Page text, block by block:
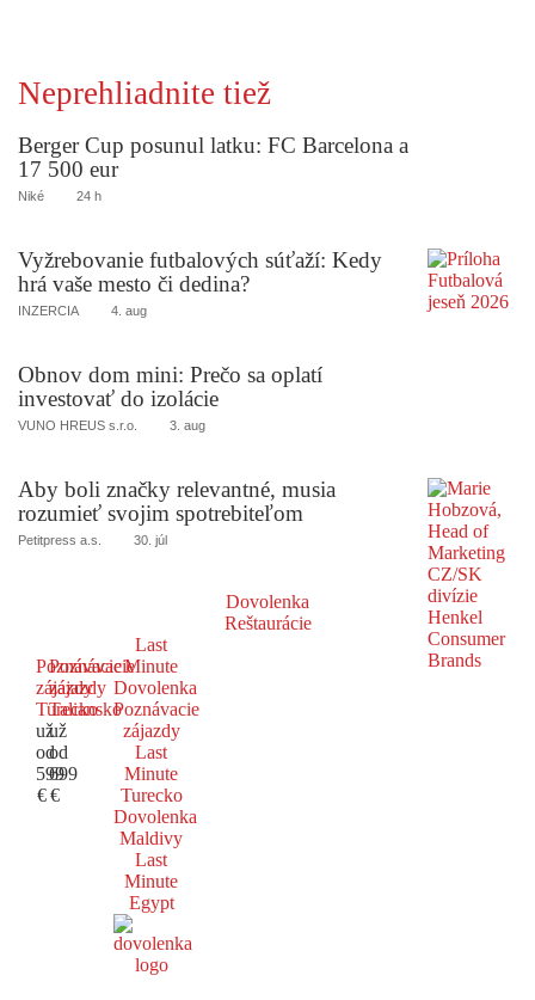
Neprehliadnite tiež
Berger Cup posunul latku: FC Barcelona a
17 500 eur
Niké 24 h
Vyžrebovanie futbalových súťaží: Kedy
hrá vaše mesto či dedina?
INZERCIA 4. aug
Obnov dom mini: Prečo sa oplatí
investovať do izolácie
VUNO HREUS s.r.o. 3. aug
Aby boli značky relevantné, musia
rozumieť svojim spotrebiteľom
Petitpress a.s. 30. júl
Dovolenka
Reštaurácie
Poznávacie
zájazdy
Turecko
už
od
599
€
Poznávacie
zájazdy
Taliansko
už
od
699
€
Last
Minute
Dovolenka
Poznávacie
zájazdy
Last
Minute
Turecko
Dovolenka
Maldivy
Last
Minute
Egypt